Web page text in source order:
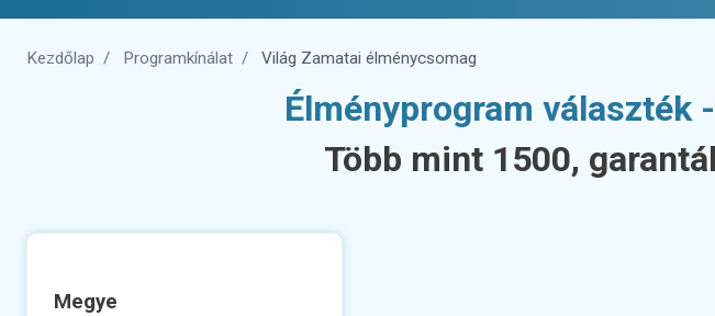
Kezdőlap Programkínálat Világ Zamatai élménycsomag
Élményprogram választék
Több mint 1500,
Megye